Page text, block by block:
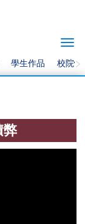
學生作品 校院快
弊